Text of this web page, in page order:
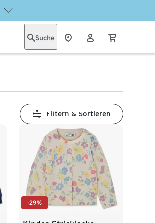
Suche
Filtern & Sortieren
-29%